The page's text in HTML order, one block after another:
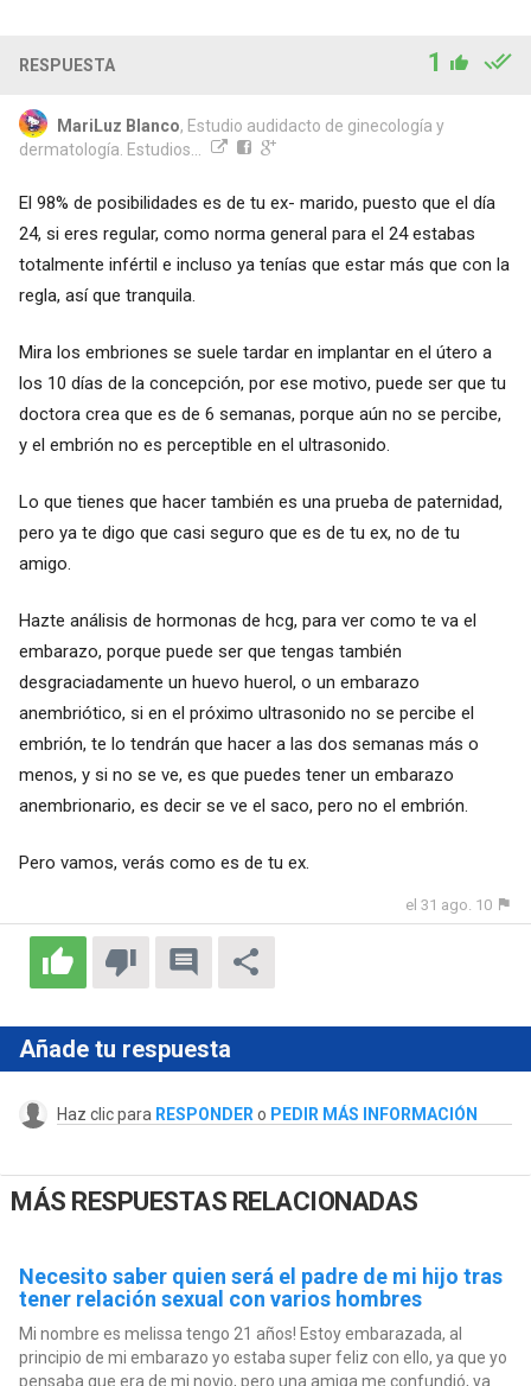
RESPUESTA 1
MariLuz Blanco, Estudio audidacto de ginecología y
dermatología. Estudios...
El 98% de posibilidades es de tu ex- marido, puesto que el día
24, si eres regular, como norma general para el 24 estabas
totalmente infértil e incluso ya tenías que estar más que con la
regla, así que tranquila.
Mira los embriones se suele tardar en implantar en el útero a
los 10 días de la concepción, por ese motivo, puede ser que tu
doctora crea que es de 6 semanas, porque aún no se percibe,
y el embrión no es perceptible en el ultrasonido.
Lo que tienes que hacer también es una prueba de paternidad,
pero ya te digo que casi seguro que es de tu ex, no de tu
amigo.
Hazte análisis de hormonas de hcg, para ver como te va el
embarazo, porque puede ser que tengas también
desgraciadamente un huevo huerol, o un embarazo
anembriótico, si en el próximo ultrasonido no se percibe el
embrión, te lo tendrán que hacer a las dos semanas más o
menos, y si no se ve, es que puedes tener un embarazo
anembrionario, es decir se ve el saco, pero no el embrión.
Pero vamos, verás como es de tu ex.
el 31 ago. 10
Añade tu respuesta
Haz clic para RESPONDER o PEDIR MÁS INFORMACIÓN
MÁS RESPUESTAS RELACIONADAS
Necesito saber quien será el padre de mi hijo tras
tener relación sexual con varios hombres
Mi nombre es melissa tengo 21 años! Estoy embarazada, al
principio de mi embarazo yo estaba super feliz con ello, ya que yo
pensaba que era de mi novio, pero una amiga me confundió, ya